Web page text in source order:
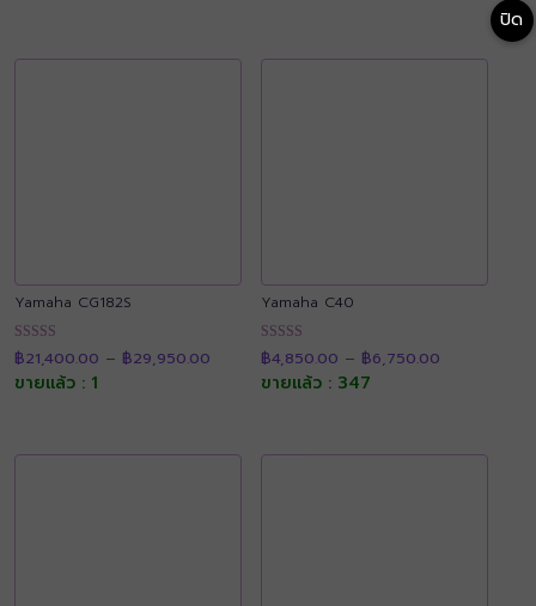
฿
Yamaha CG182S
ให้คะแนน
4.89
ตั้งแต่ 1-5
฿21,400.00 – ฿29,950.00
฿21,400.00
through
ขายแล้ว : 1
Yamaha C40
ให้คะแนน
4.92
ตั้งแต่ 1-5
฿4,850.00 – ฿6,750.00range:
ขายแล้ว : 347
ปิด